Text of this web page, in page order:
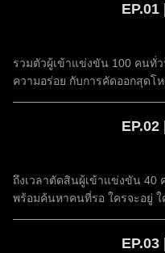
รวมตัวผู้เข้าแข่งขัน 100 คนทั่
ความอร่อย กับการคัดออกสุดโ
ถึงเวลาตัดสินผู้เข้าแข่งขัน 40
พร้อมค้นหาคนที่รอ ใครจะอยู่